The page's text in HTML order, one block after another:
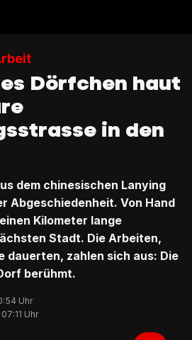
Dörfchen haut
in den
dem chinesischen Lanying
Abgeschiedenheit. Von Hand
Kilometer lange
Stadt. Die Arbeiten,
dauerten, zahlen sich aus: Die
berühmt.
Uhr
Uhr